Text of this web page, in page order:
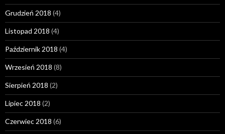
Grudzień 2018 (4)
Listopad 2018 (4)
Październik 2018 (4)
Wrzesień 2018 (8)
Sierpień 2018 (2)
Lipiec 2018 (2)
Czerwiec 2018 (6)